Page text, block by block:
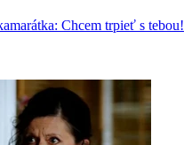
Chcem trpieť s tebou!